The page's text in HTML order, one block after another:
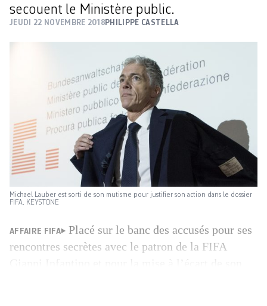
secouent le Ministère public.
JEUDI 22 NOVEMBRE 2018PHILIPPE CASTELLA
Michael Lauber est sorti de son mutisme pour justifier son action dans le dossier
FIFA. KEYSTONE
AFFAIRE FIFA
Placé sur le banc des accusés pour ses
rencontres secrètes avec le patron de la FIFA